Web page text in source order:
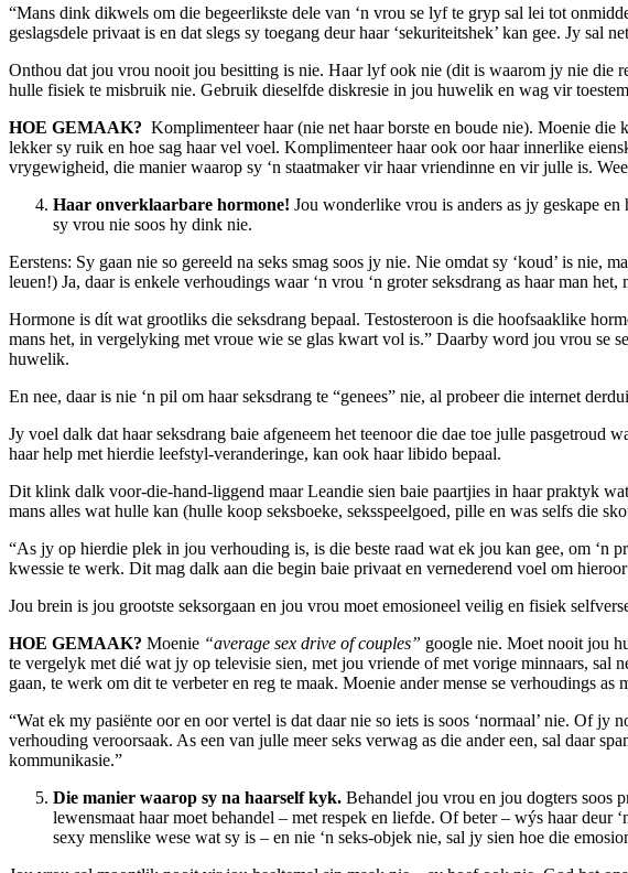
“Mans dink dikwels om die begeerlikste dele van ‘n vrou se lyf te gryp sal lei tot
geslagsdele privaat is en dat slegs sy toegang deur haar ‘sekuriteitshek’ kan gee. Jy
Onthou dat jou vrou nooit jou besitting is nie. Haar lyf ook nie (dit is waarom jy nie die
hulle fisiek te misbruik nie. Gebruik dieselfde diskresie in jou huwelik en wag vir
HOE GEMAAK? Komplimenteer haar (nie net haar borste en boude nie). Moenie die
lekker sy ruik en hoe sag haar vel voel. Komplimenteer haar ook oor haar innerlike
vrygewigheid, die manier waarop sy ‘n staatmaker vir haar vriendinne en vir julle is.
Haar onverklaarbare hormone! Jou wonderlike vrou is anders as jy geskape
sy vrou nie soos hy dink nie.
Eerstens: Sy gaan nie so gereeld na seks smag soos jy nie. Nie omdat sy ‘koud’ is nie,
leuen!) Ja, daar is enkele verhoudings waar ‘n vrou ‘n groter seksdrang as haar man
Hormone is dít wat grootliks die seksdrang bepaal. Testosteroon is die hoofsaaklike
mans het, in vergelyking met vroue wie se glas kwart vol is.” Daarby word jou vrou se
huwelik.
En nee, daar is nie ‘n pil om haar seksdrang te “genees” nie, al probeer die internet
Jy voel dalk dat haar seksdrang baie afgeneem het teenoor die dae toe julle
haar help met hierdie leefstyl-veranderinge, kan ook haar libido bepaal.
Dit klink dalk voor-die-hand-liggend maar Leandie sien baie paartjies in haar praktyk
mans alles wat hulle kan (hulle koop seksboeke, seksspeelgoed, pille en was selfs die
“As jy op hierdie plek in jou verhouding is, is die beste raad wat ek jou kan gee, om ‘n
kwessie te werk. Dit mag dalk aan die begin baie privaat en vernederend voel om
Jou brein is jou grootste seksorgaan en jou vrou moet emosioneel veilig en fisiek
HOE GEMAAK? Moenie “average sex drive of couples” google nie. Moet nooit jou
te vergelyk met dié wat jy op televisie sien, met jou vriende of met vorige minnaars, sal
gaan, te werk om dit te verbeter en reg te maak. Moenie ander mense se verhoudings as
“Wat ek my pasiënte oor en oor vertel is dat daar nie so iets is soos ‘normaal’ nie. Of
verhouding veroorsaak. As een van julle meer seks verwag as die ander een, sal daar
kommunikasie.”
Die manier waarop sy na haarself kyk. Behandel jou vrou en jou dogters soos
lewensmaat haar moet behandel – met respek en liefde. Of beter – wýs haar
sexy menslike wese wat sy is – en nie ‘n seks-objek nie, sal jy sien hoe die